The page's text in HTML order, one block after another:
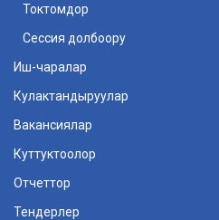
Токтомдор
Cессия долбоору
Иш-чаралар
Кулактандыруулар
Вакансиялар
Куттуктоолор
Отчеттор
Тендерлер